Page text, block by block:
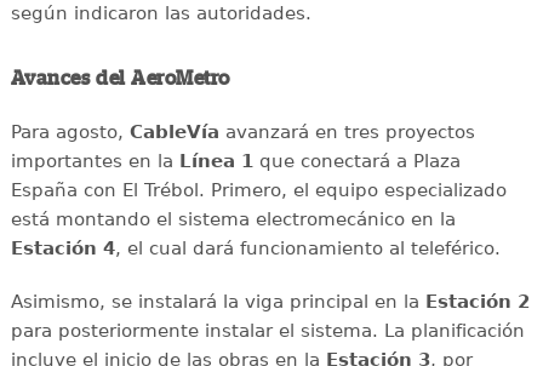
según indicaron las autoridades.
Avances del AeroMetro
Para agosto, CableVía avanzará en tres proyectos
importantes en la Línea 1que conectará a Plaza
España con El Trébol. Primero, el equipo especializado
está montando el sistema electromecánico en la
Estación 4, el cual dará funcionamiento al teleférico.
Asimismo, se instalará la viga principal en la Estación 2
para posteriormente instalar el sistema. La planificación
incluye el inicio de las obras en la Estación 3, por